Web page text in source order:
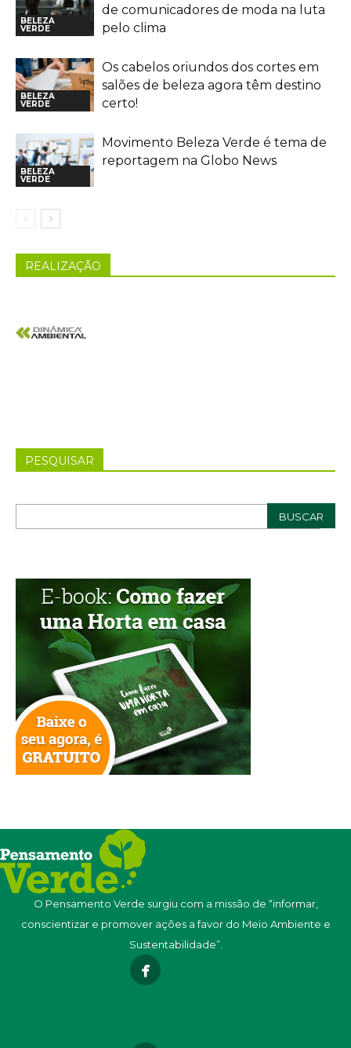
BELEZA
VERDE
de comunicadores de moda na luta
pelo clima
BELEZA
VERDE
Os cabelos oriundos dos cortes em
salões de beleza agora têm destino
certo!
BELEZA
VERDE
Movimento Beleza Verde é tema de
reportagem na Globo News
REALIZAÇÃO
PESQUISAR
O Pensamento Verde surgiu com a missão de “informar,
conscientizar e promover ações a favor do Meio Ambiente e
Sustentabilidade”.